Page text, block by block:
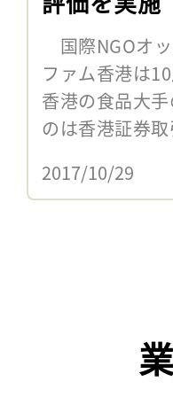
国際NGOオ
ファム香港は
香港の食品大
のは香港証券
2017/10/29